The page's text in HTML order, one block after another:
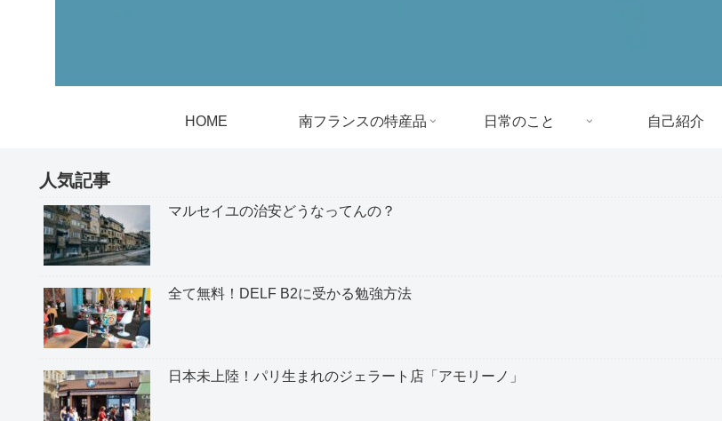
HOME 南フランスの特産品 日常のこと 自己紹介
人気記事
マルセイユの治安どうなってんの？
全て無料！DELF B2に受かる勉強方法
日本未上陸！パリ生まれのジェラート店「アモリーノ」